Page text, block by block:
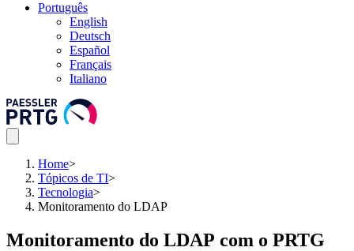
Português
English
Deutsch
Español
Français
Italiano
Home>
Tópicos de TI>
Tecnologia>
Monitoramento do LDAP
Monitoramento do LDAP com o PRTG